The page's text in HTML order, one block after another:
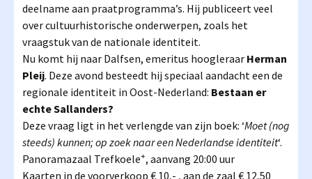
deelname aan praatprogramma’s. Hij publiceert veel
over cultuurhistorische onderwerpen, zoals het
vraagstuk van de nationale identiteit.
Nu komt hij naar Dalfsen, emeritus hoogleraar Herman
Pleij. Deze avond besteedt hij speciaal aandacht een de
regionale identiteit in Oost-Nederland: Bestaan er
echte Sallanders?
Deze vraag ligt in het verlengde van zijn boek: ‘Moet (nog
steeds) kunnen; op zoek naar een Nederlandse identiteit‘.
Panoramazaal Trefkoele+, aanvang 20:00 uur
Kaarten in de voorverkoop € 10,- , aan de zaal € 12,50